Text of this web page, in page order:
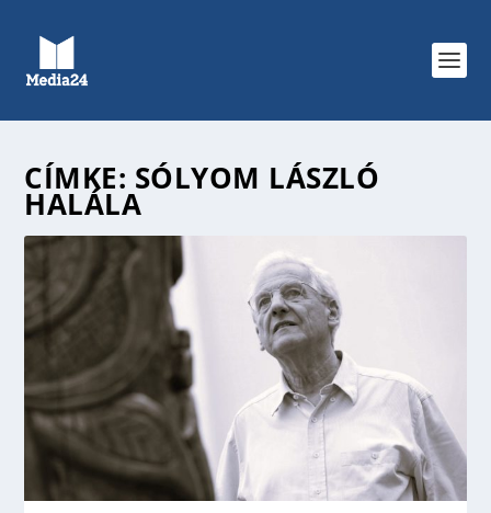
CÍMKE: SÓLYOM LÁSZLÓ
HALÁLA